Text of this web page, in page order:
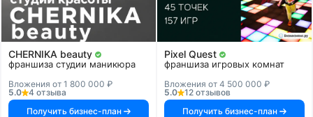
CHERNIKA beauty
франшиза студии маникюра
Вложения от 1 800 000 ₽
5.0
4 отзыва
Получить бизнес-план
Pixel Quest
франшиза игровых комнат
Вложения от 4 500 000 ₽
5.0
12 отзывов
Получить бизнес-план